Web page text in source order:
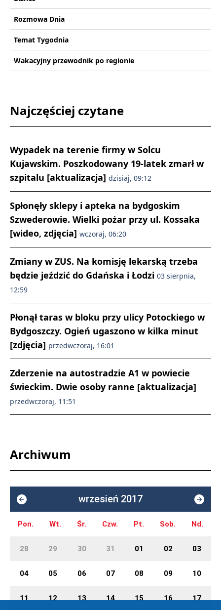
Rozmowa Dnia
Temat Tygodnia
Wakacyjny przewodnik po regionie
Najczęściej czytane
Wypadek na terenie firmy w Solcu
Kujawskim. Poszkodowany 19-latek zmarł w
szpitalu [aktualizacja] dzisiaj, 09:12
Spłonęły sklepy i apteka na bydgoskim
Szwederowie. Wielki pożar przy ul. Kossaka
[wideo, zdjęcia] wczoraj, 06:20
Zmiany w ZUS. Na komisję lekarską trzeba
będzie jeździć do Gdańska i Łodzi 03 sierpnia,
12:59
Płonął taras w bloku przy ulicy Potockiego w
Bydgoszczy. Ogień ugaszono w kilka minut
[zdjęcia] przedwczoraj, 16:01
Zderzenie na autostradzie A1 w powiecie
świeckim. Dwie osoby ranne [aktualizacja]
przedwczoraj, 11:51
Archiwum
wrzesień 2017
Pon. Wt. Śr. Czw. Pt. Sob. Nd.
28 29 30 31 01 02 03
04 05 06 07 08 09 10
11 12 13 14 15 16 17